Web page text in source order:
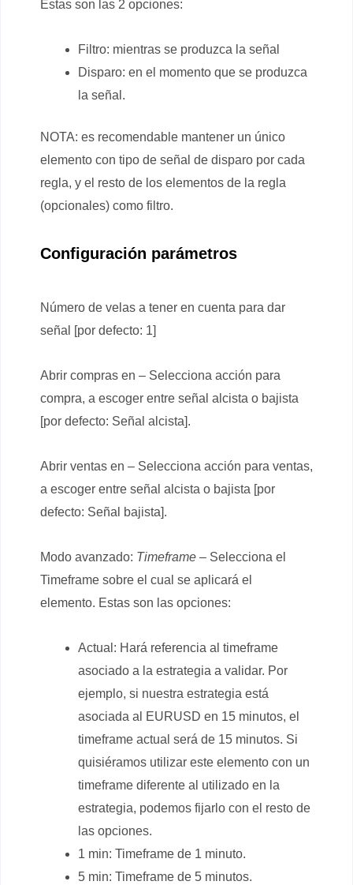
Estas son las 2 opciones:
Filtro: mientras se produzca la señal
Disparo: en el momento que se produzca
la señal.
NOTA: es recomendable mantener un único
elemento con tipo de señal de disparo por cada
regla, y el resto de los elementos de la regla
(opcionales) como filtro.
Configuración parámetros
Número de velas a tener en cuenta para dar
señal [por defecto: 1]
Abrir compras en – Selecciona acción para
compra, a escoger entre señal alcista o bajista
[por defecto: Señal alcista].
Abrir ventas en – Selecciona acción para ventas,
a escoger entre señal alcista o bajista [por
defecto: Señal bajista].
Modo avanzado: Timeframe – Selecciona el
Timeframe sobre el cual se aplicará el
elemento. Estas son las opciones:
Actual: Hará referencia al timeframe
asociado a la estrategia a validar. Por
ejemplo, si nuestra estrategia está
asociada al EURUSD en 15 minutos, el
timeframe actual será de 15 minutos. Si
quisiéramos utilizar este elemento con un
timeframe diferente al utilizado en la
estrategia, podemos fijarlo con el resto de
las opciones.
1 min: Timeframe de 1 minuto.
5 min: Timeframe de 5 minutos.